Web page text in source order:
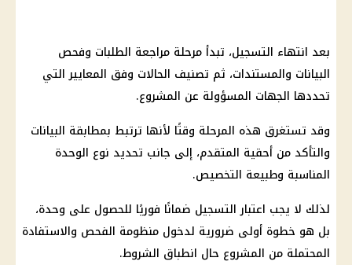
بعد انتهاء التسجيل، تبدأ مرحلة مراجعة الطلبات وفحص
البيانات والمستندات، ثم تصنيف الحالات وفق المعايير التي
تحددها الجهات المسؤولة عن المشروع.
وقد تستغرق هذه المرحلة وقتًا لأنها ترتبط بمطابقة البيانات
والتأكد من أحقية المتقدم، إلى جانب تحديد نوع الوحدة
المناسبة وطبيعة التخصيص.
لذلك لا يجب اعتبار التسجيل ضمانًا فوريًا للحصول على وحدة،
بل هو خطوة أولى ضرورية لدخول منظومة الفحص والاستفادة
المحتملة من المشروع حال انطباق الشروط.